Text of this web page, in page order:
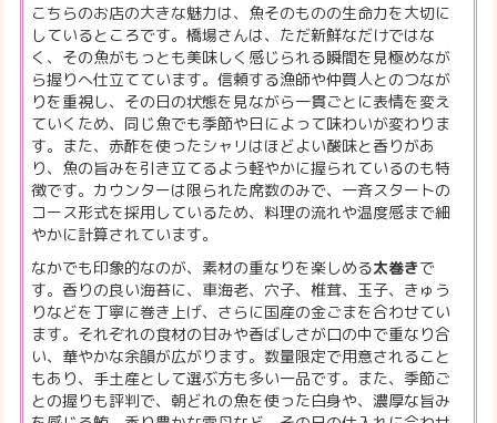
こちらのお店の大きな魅力は、魚そのものの生命力を大切に
しているところです。橋場さんは、ただ新鮮なだけではな
く、その魚がもっとも美味しく感じられる瞬間を見極めなが
ら握りへ仕立てています。信頼する漁師や仲買人とのつなが
りを重視し、その日の状態を見ながら一貫ごとに表情を変え
ていくため、同じ魚でも季節や日によって味わいが変わりま
す。また、赤酢を使ったシャリはほどよい酸味と香りがあ
り、魚の旨みを引き立てるよう軽やかに握られているのも特
徴です。カウンターは限られた席数のみで、一斉スタートの
コース形式を採用しているため、料理の流れや温度感まで細
やかに計算されています。
なかでも印象的なのが、素材の重なりを楽しめる太巻きで
す。香りの良い海苔に、車海老、穴子、椎茸、玉子、きゅう
りなどを丁寧に巻き上げ、さらに国産の金ごまを合わせてい
ます。それぞれの食材の甘みや香ばしさが口の中で重なり合
い、華やかな余韻が広がります。数量限定で用意されること
もあり、手土産として選ぶ方も多い一品です。また、季節ご
との握りも評判で、朝どれの魚を使った白身や、濃厚な旨み